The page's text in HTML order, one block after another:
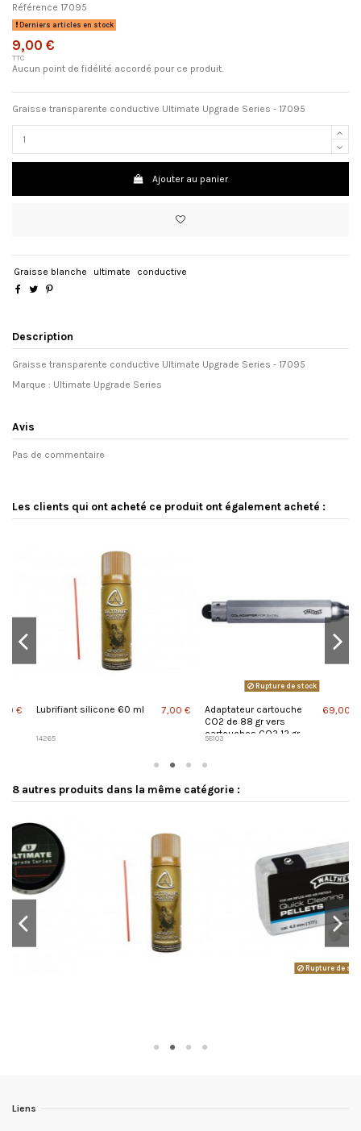
Référence 17095
Derniers articles en stock
9,00 €
TTC
Aucun point de fidélité accordé pour ce produit.
Graisse transparente conductive Ultimate Upgrade Series - 17095
Ajouter au panier
Graisse blanche ultimate conductive
Description
Graisse transparente conductive Ultimate Upgrade Series - 17095
Marque : Ultimate Upgrade Series
Avis
Pas de commentaire
Les clients qui ont acheté ce produit ont également acheté :
Lubrifiant silicone 60 ml
14265
7,00 €
Rupture de stock
Adaptateur cartouche
CO2 de 88 gr vers
cartouches CO2 12 gr
58103
69,00 €
8 autres produits dans la même catégorie :
Rupture de stock
Liens